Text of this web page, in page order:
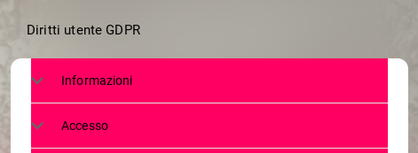
Diritti utente GDPR
Informazioni
Accesso